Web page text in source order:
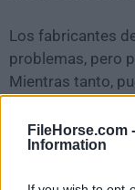
FileHorse.com -
Information
Los fabricantes
problemas, pero
Mientras tanto,
Para aquellos